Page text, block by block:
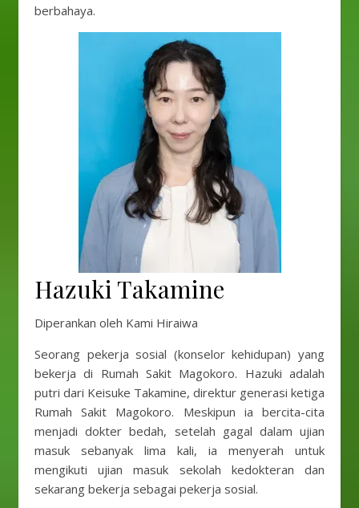
berbahaya.
Hazuki Takamine
Diperankan oleh Kami Hiraiwa
Seorang pekerja sosial (konselor kehidupan) yang
bekerja di Rumah Sakit Magokoro. Hazuki adalah
putri dari Keisuke Takamine, direktur generasi ketiga
Rumah Sakit Magokoro. Meskipun ia bercita-cita
menjadi dokter bedah, setelah gagal dalam ujian
masuk sebanyak lima kali, ia menyerah untuk
mengikuti ujian masuk sekolah kedokteran dan
sekarang bekerja sebagai pekerja sosial.